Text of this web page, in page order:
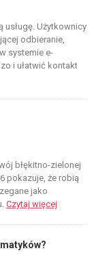
usługę. Użytkownicy
odbieranie,
systemie e-
i ułatwić kontakt
błękitno-zielonej
pokazuje, że robią
jako
Czytaj więcej